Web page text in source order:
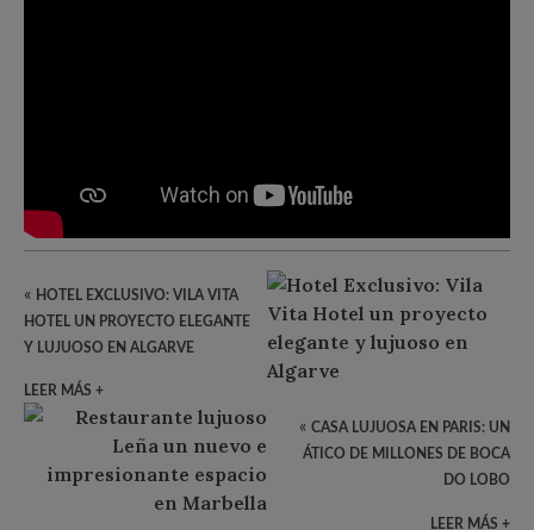
« HOTEL EXCLUSIVO: VILA VITA
HOTEL UN PROYECTO ELEGANTE
Y LUJUOSO EN ALGARVE
LEER MÁS +
« CASA LUJUOSA EN PARIS: UN
ÁTICO DE MILLONES DE BOCA
DO LOBO
LEER MÁS +